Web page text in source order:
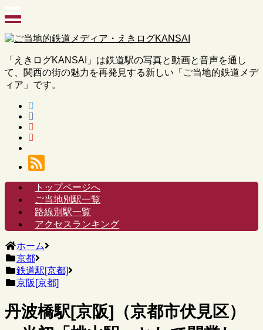
「えきログKANSAI」は鉄道駅の写真と動画と音声を通し
て、関西の街の魅力を再発見する新しい「ご当地的鉄道メデ
ィア」です。
トップページへ
ご当地別駅一覧
路線別駅一覧
アクセスランキング
ホーム
京都
鉄道駅[京都]
京阪[京都]
丹波橋駅[京阪]（京都市伏見区）